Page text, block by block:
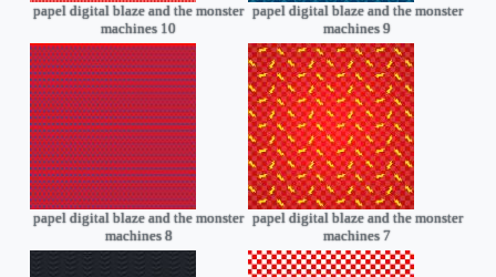
papel digital blaze and the monster
machines 10
papel digital blaze and the monster
machines 9
papel digital blaze and the monster
machines 8
papel digital blaze and the monster
machines 7